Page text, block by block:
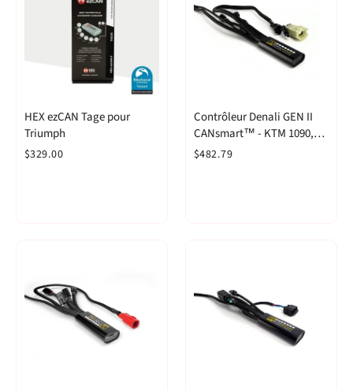
HEX ezCAN Tage pour
Triumph
$329.00
Contrôleur Denali GEN II
CANsmart™ - KTM 1090,
1190, 1290 et 790 Adventure
$482.79